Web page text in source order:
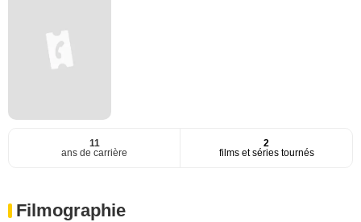
11
ans de carrière
2
films et séries tournés
Filmographie